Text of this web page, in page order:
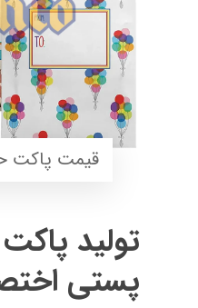
قیمت پاکت
تولید پاکت
پستی